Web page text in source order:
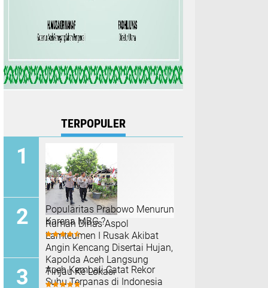
TERPOPULER
Rumah Dinas Aspol
Lamteumen I Rusak Akibat
Angin Kencang Disertai Hujan,
Kapolda Aceh Langsung
Tinjau Ke Lokasi
Popularitas Prabowo Menurun
Karena MBG ?
Aceh Kembali Catat Rekor
Suhu Terpanas di Indonesia